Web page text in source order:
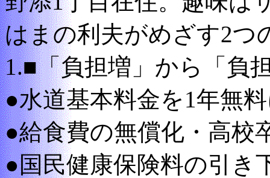
はまの利夫がめざす2つ
1.■「負担増」から「負
●水道基本料金を1年無
●給食費の無償化・高校
●国民健康保険料の引き